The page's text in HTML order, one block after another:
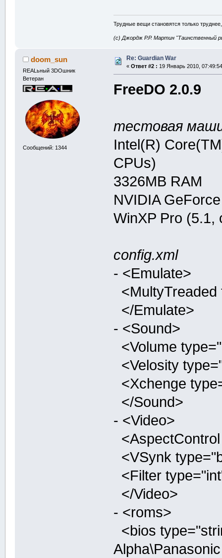
Трудные вещи становятся только
(с) Джордж Р.Р. Мартин "Таинственный
doom_sun
REALьный 3DOшник
Ветеран
Сообщений: 1344
Re: Guardian War
« Ответ #2 : 19 Январь 2010,
FreeDO 2.0.9
тестовая
Intel(R)
CPUs)
3326MB RAM
NVIDIA
WinXP Pro (5.1,
config.xml
- <Emulate>
</Emulate>
- <Sound>
<Volume
<Velosity
<Xchenge
</Sound>
- <Video>
<VSynk
<Filter
</Video>
- <roms>
<bios